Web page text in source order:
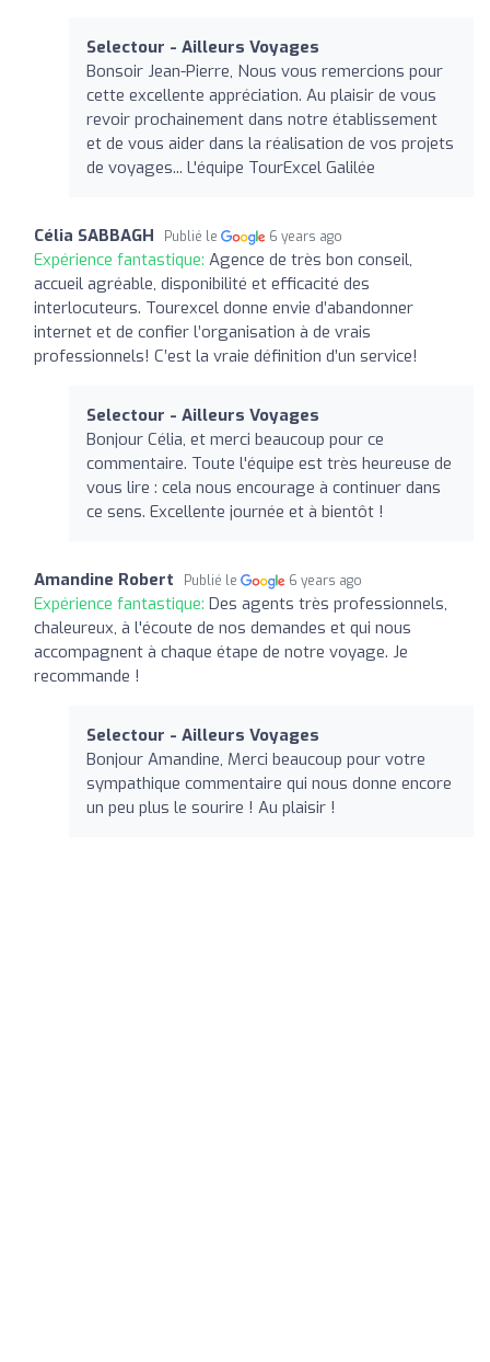
Selectour - Ailleurs Voyages
Bonsoir Jean-Pierre, Nous vous remercions pour
cette excellente appréciation. Au plaisir de vous
revoir prochainement dans notre établissement
et de vous aider dans la réalisation de vos projets
de voyages... L'équipe TourExcel Galilée
Célia SABBAGH Publié le 6 years ago
Expérience fantastique: Agence de très bon conseil,
accueil agréable, disponibilité et efficacité des
interlocuteurs. Tourexcel donne envie d’abandonner
internet et de confier l’organisation à de vrais
professionnels! C’est la vraie définition d’un service!
Selectour - Ailleurs Voyages
Bonjour Célia, et merci beaucoup pour ce
commentaire. Toute l'équipe est très heureuse de
vous lire : cela nous encourage à continuer dans
ce sens. Excellente journée et à bientôt !
Amandine Robert Publié le 6 years ago
Expérience fantastique: Des agents très professionnels,
chaleureux, à l'écoute de nos demandes et qui nous
accompagnent à chaque étape de notre voyage. Je
recommande !
Selectour - Ailleurs Voyages
Bonjour Amandine, Merci beaucoup pour votre
sympathique commentaire qui nous donne encore
un peu plus le sourire ! Au plaisir !